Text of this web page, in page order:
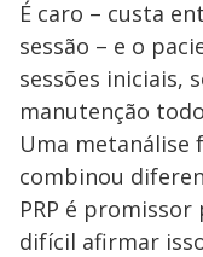
É caro – custa
sessão – e o
sessões iniciais,
manutenção
Uma metanálise
combinou
PRP é
difícil afirmar